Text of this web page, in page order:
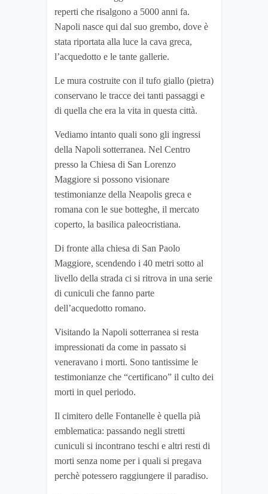
reperti che risalgono a 5000 anni fa.
Napoli nasce qui dal suo grembo, dove è
stata riportata alla luce la cava greca,
l’acquedotto e le tante gallerie.
Le mura costruite con il tufo giallo (pietra)
conservano le tracce dei tanti passaggi e
di quella che era la vita in questa città.
Vediamo intanto quali sono gli ingressi
della Napoli sotterranea. Nel Centro
presso la Chiesa di San Lorenzo
Maggiore si possono visionare
testimonianze della Neapolis greca e
romana con le sue botteghe, il mercato
coperto, la basilica paleocristiana.
Di fronte alla chiesa di San Paolo
Maggiore, scendendo i 40 metri sotto al
livello della strada ci si ritrova in una serie
di cuniculi che fanno parte
dell’acquedotto romano.
Visitando la Napoli sotterranea si resta
impressionati da come in passato si
veneravano i morti. Sono tantissime le
testimonianze che “certificano” il culto dei
morti in quel periodo.
Il cimitero delle Fontanelle è quella pià
emblematica: passando negli stretti
cuniculi si incontrano teschi e altri resti di
morti senza nome per i quali si pregava
perchè potessero raggiungere il paradiso.